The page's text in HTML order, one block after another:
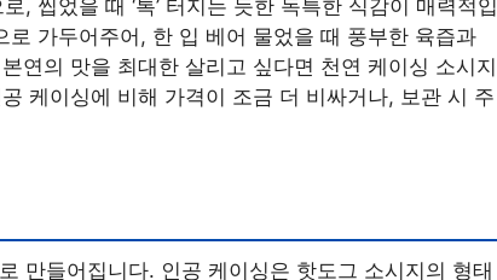
, 씹었을 때 ‘톡’ 터지는 듯한 독특한 식감이 매력적입
가두어주어, 한 입 베어 물었을 때 풍부한 육즙과
연의 맛을 최대한 살리고 싶다면 천연 케이싱 소시지
케이싱에 비해 가격이 조금 더 비싸거나, 보관 시 주
만들어집니다. 인공 케이싱은 핫도그 소시지의 형태